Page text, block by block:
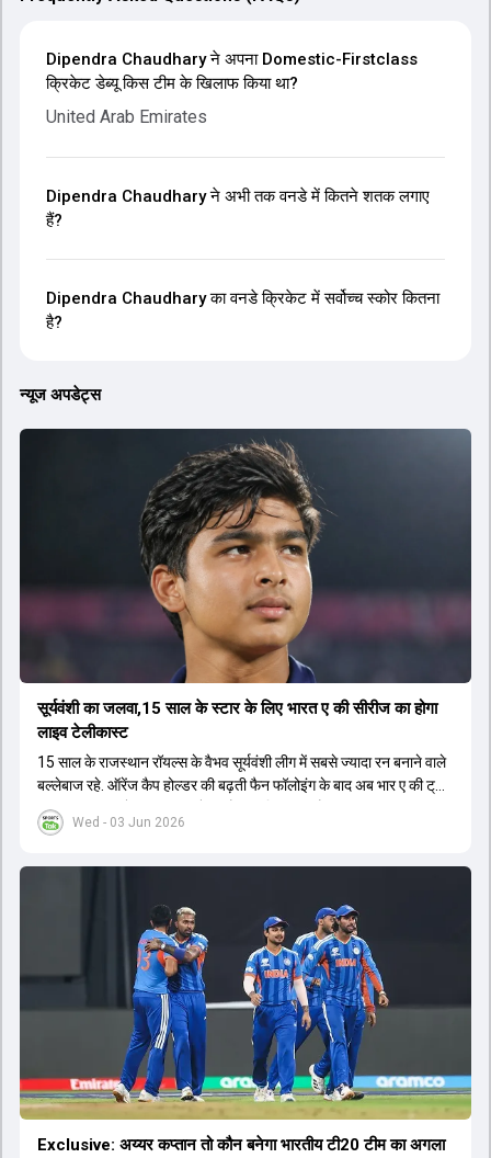
Dipendra Chaudhary ने अपना Domestic-Firstclass
क्रिकेट डेब्यू किस टीम के खिलाफ किया था?
United Arab Emirates
Dipendra Chaudhary ने अभी तक वनडे में कितने शतक लगाए
हैं?
Dipendra Chaudhary का वनडे क्रिकेट में सर्वोच्च स्कोर कितना
है?
न्यूज अपडेट्स
Wed - 03 Jun 2026
सूर्यवंशी का जलवा,15 साल के स्टार के लिए भारत ए की सीरीज का होगा
लाइव टेलीकास्ट
15 साल के राजस्थान रॉयल्स के वैभव सूर्यवंशी लीग में सबसे ज्यादा रन बनाने वाले
बल्लेबाज रहे. ऑरेंज कैप होल्डर की बढ़ती फैन फॉलोइंग के बाद अब भार ए की ट्राई
सीरीज का लाइव टेलीकास्ट करने का फैसला लिया गया है.
Exclusive: अय्यर कप्तान तो कौन बनेगा भारतीय टी20 टीम का अगला